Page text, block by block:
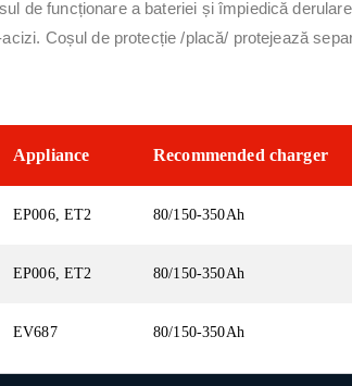
de funcționare a bateriei și împiedică
Coșul de protecție /placă/ protejează
Appliance Recommended charger
EP006, ЕТ2 80/150-350Ah
EP006, ET2 80/150-350Ah
EV687 80/150-350Ah